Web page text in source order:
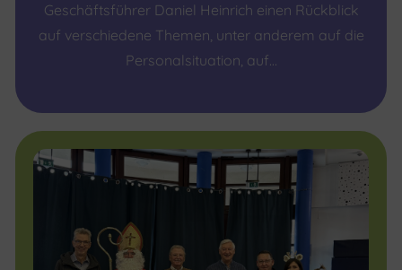
Geschäftsführer Daniel Heinrich einen Rückblick
auf verschiedene Themen, unter anderem auf die
Personalsituation, auf…